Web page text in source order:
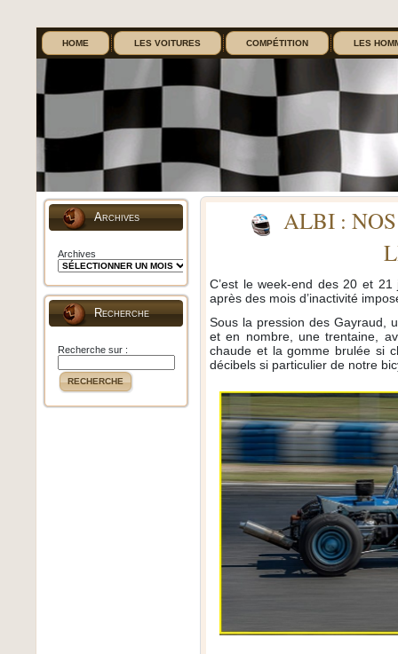
HOME LES VOITURES COMPÉTITION LES
Archives
Archives
Recherche
Recherche sur :
RECHERCHE
ALBI :
C’est le week-end des 20 et
après des mois d’inactivité
Sous la pression des Gayraud,
et en nombre, une trentaine,
chaude et la gomme brulée si
décibels si particulier de notre